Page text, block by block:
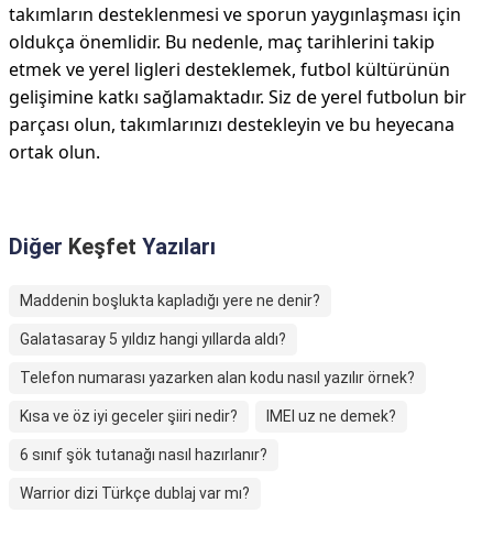
takımların desteklenmesi ve sporun yaygınlaşması için
oldukça önemlidir. Bu nedenle, maç tarihlerini takip
etmek ve yerel ligleri desteklemek, futbol kültürünün
gelişimine katkı sağlamaktadır. Siz de yerel futbolun bir
parçası olun, takımlarınızı destekleyin ve bu heyecana
ortak olun.
Diğer Keşfet Yazıları
Maddenin boşlukta kapladığı yere ne denir?
Galatasaray 5 yıldız hangi yıllarda aldı?
Telefon numarası yazarken alan kodu nasıl yazılır örnek?
Kısa ve öz iyi geceler şiiri nedir? IMEI uz ne demek?
6 sınıf şök tutanağı nasıl hazırlanır?
Warrior dizi Türkçe dublaj var mı?